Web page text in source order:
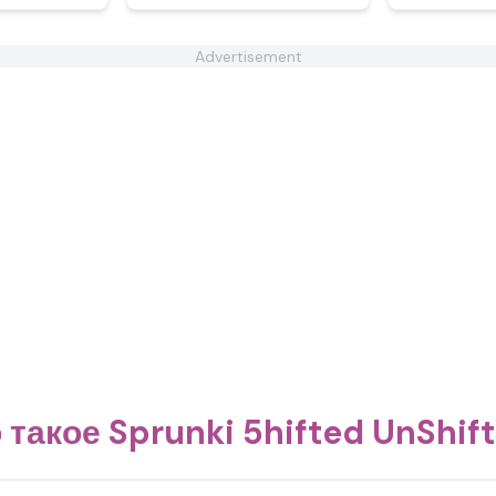
Advertisement
такое Sprunki 5hifted